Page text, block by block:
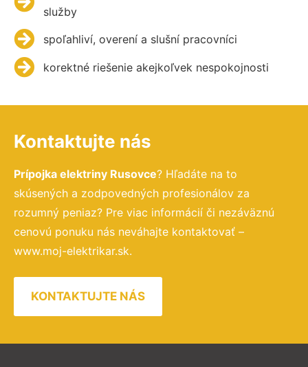
služby
spoľahliví, overení a slušní pracovníci
korektné riešenie akejkoľvek nespokojnosti
Kontaktujte nás
Prípojka elektriny Rusovce? Hľadáte na to
skúsených a zodpovedných profesionálov za
rozumný peniaz? Pre viac informácií či nezáväznú
cenovú ponuku nás neváhajte kontaktovať –
www.moj-elektrikar.sk.
KONTAKTUJTE NÁS